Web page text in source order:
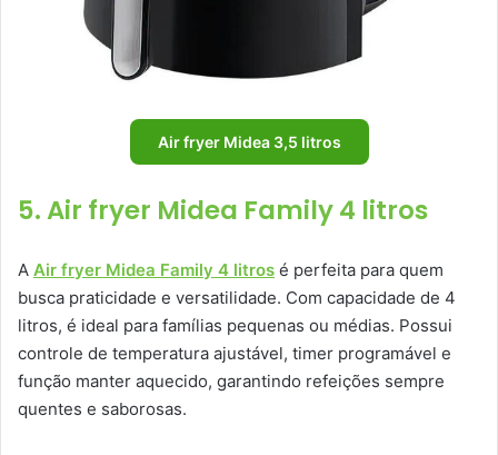
Air fryer Midea 3,5 litros
5. Air fryer Midea Family 4 litros
A Air fryer Midea Family 4 litros é perfeita para quem
busca praticidade e versatilidade. Com capacidade de 4
litros, é ideal para famílias pequenas ou médias. Possui
controle de temperatura ajustável, timer programável e
função manter aquecido, garantindo refeições sempre
quentes e saborosas.